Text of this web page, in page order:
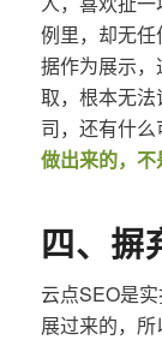
例里，却无
据作为展示
取，根本无
司，还有什么
做出来的，不
四、摒
云点SEO是
展过来的，